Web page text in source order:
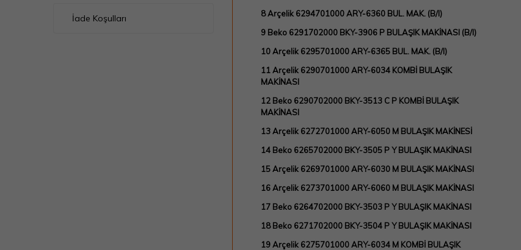
İade Koşulları
8 Arçelik 6294701000 ARY-6360 BUL. MAK. (B/I)
9 Beko 6291702000 BKY-3906 P BULAŞIK MAKİNASI (B/I)
10 Arçelik 6295701000 ARY-6365 BUL. MAK. (B/I)
11 Arçelik 6290701000 ARY-6034 KOMBİ BULAŞIK
MAKİNASI
12 Beko 6290702000 BKY-3513 C P KOMBİ BULAŞIK
MAKİNASI
13 Arçelik 6272701000 ARY-6050 M BULAŞIK MAKİNESİ
14 Beko 6265702000 BKY-3505 P Y BULAŞIK MAKİNASI
15 Arçelik 6269701000 ARY-6030 M BULAŞIK MAKİNASI
16 Arçelik 6273701000 ARY-6060 M BULAŞIK MAKİNASI
17 Beko 6264702000 BKY-3503 P Y BULAŞIK MAKİNASI
18 Beko 6271702000 BKY-3504 P Y BULAŞIK MAKİNASI
19 Arçelik 6275701000 ARY-6034 M KOMBİ BULAŞIK